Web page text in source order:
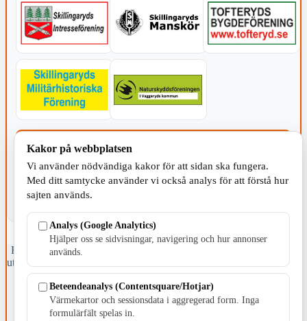
Fristående webbtidningsföretag grundat 1991 som sedan 2002 ger
ut tidningen Skillingaryd.nu och 2010 lanserades Värnamo.nu. Från
april 2026 omfattar Skillingaryd.nu tre kommuner: Gnosjö,
Värnamo och Vaggeryds kommun.
Kontakta oss
Kakor på webbplatsen
Vi använder nödvändiga kakor för att sidan ska fungera.
Med ditt samtycke använder vi också analys för att förstå hur
sajten används.
Analys (Google Analytics)
Hjälper oss se sidvisningar, navigering och hur annonser
används.
Beteendeanalys (Contentsquare/Hotjar)
Värmekartor och sessionsdata i aggregerad form. Inga
formulärfält spelas in.